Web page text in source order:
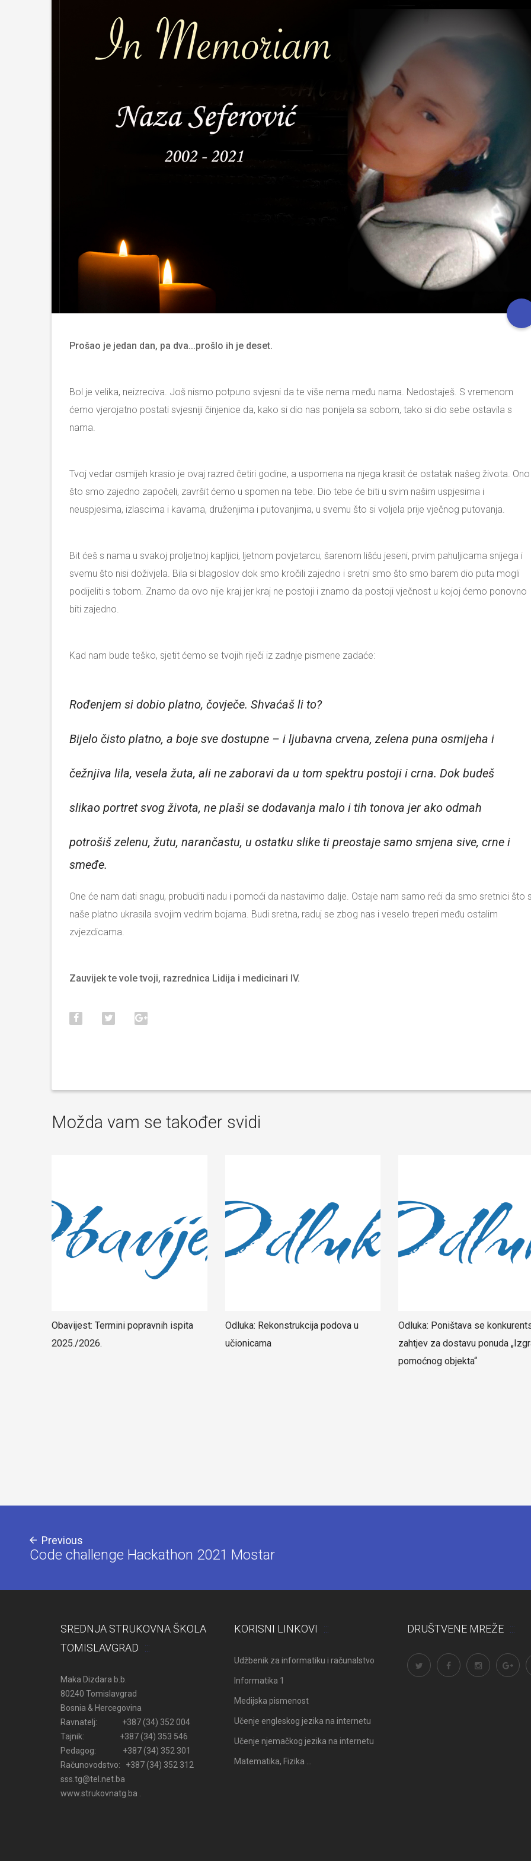
Prošao je jedan dan, pa dva…prošlo ih je deset.
Bol je velika, neizreciva. Još nismo potpuno svjesni da te više nema među nama. Nedostaješ. S vremenom
ćemo vjerojatno postati svjesniji činjenice da, kako si dio nas ponijela sa sobom, tako si dio sebe ostavila s
nama.
Tvoj vedar osmijeh krasio je ovaj razred četiri godine, a uspomena na njega krasit će ostatak našeg života. Ono
što smo zajedno započeli, završit ćemo u spomen na tebe. Dio tebe će biti u svim našim uspjesima i
neuspjesima, izlascima i kavama, druženjima i putovanjima, u svemu što si voljela prije vječnog putovanja.
Bit ćeš s nama u svakoj proljetnoj kapljici, ljetnom povjetarcu, šarenom lišću jeseni, prvim pahuljicama snijega i
svemu što nisi doživjela. Bila si blagoslov dok smo kročili zajedno i sretni smo što smo barem dio puta mogli
podijeliti s tobom. Znamo da ovo nije kraj jer kraj ne postoji i znamo da postoji vječnost u kojoj ćemo ponovno
biti zajedno.
Kad nam bude teško, sjetit ćemo se tvojih riječi iz zadnje pismene zadaće:
Rođenjem si dobio platno, čovječe. Shvaćaš li to?
Bijelo čisto platno, a boje sve dostupne – i ljubavna crvena, zelena puna osmijeha i
čežnjiva lila, vesela žuta, ali ne zaboravi da u tom spektru postoji i crna. Dok budeš
slikao portret svog života, ne plaši se dodavanja malo i tih tonova jer ako odmah
potrošiš zelenu, žutu, narančastu, u ostatku slike ti preostaje samo smjena sive, crne i
smeđe.
One će nam dati snagu, probuditi nadu i pomoći da nastavimo dalje. Ostaje nam samo reći da smo sretnici što
naše platno ukrasila svojim vedrim bojama. Budi sretna, raduj se zbog nas i veselo treperi među ostalim
zvjezdicama.
Zauvijek te vole tvoji, razrednica Lidija i medicinari IV.
Možda vam se također svidi
Obavijest: Termini popravnih ispita
2025./2026.
Odluka: Rekonstrukcija podova u
učionicama
Odluka: Poništava se
zahtjev za dostavu ponuda
pomoćnog objekta“
Previous
Code challenge Hackathon 2021 Mostar
Upis učenika u prve razrede u školskoj
Obavijest: Termini popravnih ispita
2025./2026.
SREDNJA STRUKOVNA ŠKOLA
TOMISLAVGRAD
Maka Dizdara b.b.
80240 Tomislavgrad
Bosnia & Hercegovina
Ravnatelj: +387 (34) 352 004
Tajnik: +387 (34) 353 546
Pedagog: +387 (34) 352 301
Računovodstvo: +387 (34) 352 312
sss.tg@tel.net.ba
www.strukovnatg.ba .
KORISNI LINKOVI
Udžbenik za informatiku i računalstvo
Informatika 1
Medijska pismenost
Učenje engleskog jezika na internetu
Učenje njemačkog jezika na internetu
Matematika, Fizika …
DRUŠTVENE MREŽE
učionicama